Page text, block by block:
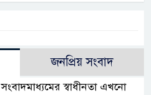
জনপ্রিয় সংবাদ
সংবাদমাধ্যমের স্বাধীনতা এখনো